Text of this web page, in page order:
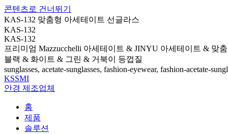
콘텐츠로 건너뛰기
KAS-132 맞춤형 아세테이트 선글라스
KAS-132
KAS-132
프리미엄 Mazzucchelli 아세테이트 & JINYU 아세테이트 & 맞
블랙 & 화이트 & 그린 & 거북이 등껍질
sunglasses, acetate-sunglasses, fashion-eyewear, fashion-acetate-
KSSMI
안경 제조업체
홈
제품
솔루션